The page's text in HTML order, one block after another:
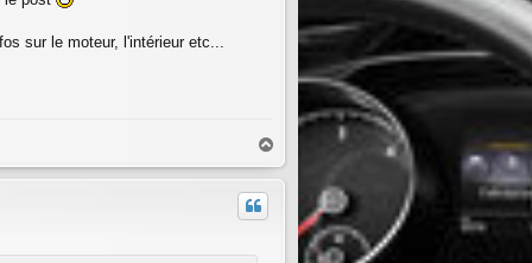
sur le moteur, l'intérieur etc...
a
u